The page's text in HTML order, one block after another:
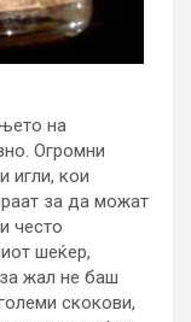
на
Огромни
игли, кои
за да можат
често
шеќер,
жал не баш
скокови,